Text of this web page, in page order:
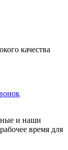
качества
и наши
время для